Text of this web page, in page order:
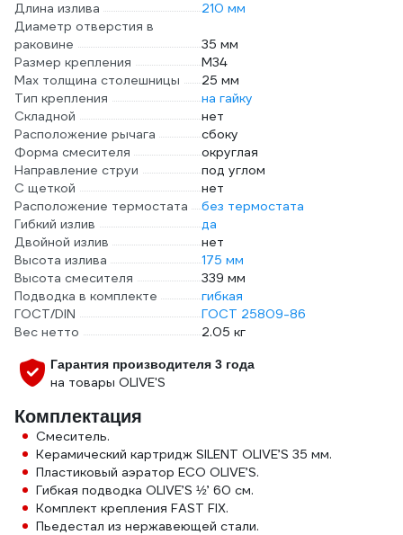
Длина излива
210 мм
Диаметр отверстия в
раковине
35 мм
Размер крепления
М34
Мах толщина столешницы
25 мм
Тип крепления
на гайку
Складной
нет
Расположение рычага
сбоку
Форма смесителя
округлая
Направление струи
под углом
С щеткой
нет
Расположение термостата
без термостата
Гибкий излив
да
Двойной излив
нет
Высота излива
175 мм
Высота смесителя
339 мм
Подводка в комплекте
гибкая
ГОСТ/DIN
ГОСТ 25809-86
Вес нетто
2.05 кг
Гарантия производителя 3 года
на товары OLIVE'S
Комплектация
Смеситель.
Керамический картридж SILENT OLIVE’S 35 мм.
Пластиковый аэратор ECO OLIVE’S.
Гибкая подводка OLIVE’S ½’ 60 см.
Комплект крепления FAST FIX.
Пьедестал из нержавеющей стали.